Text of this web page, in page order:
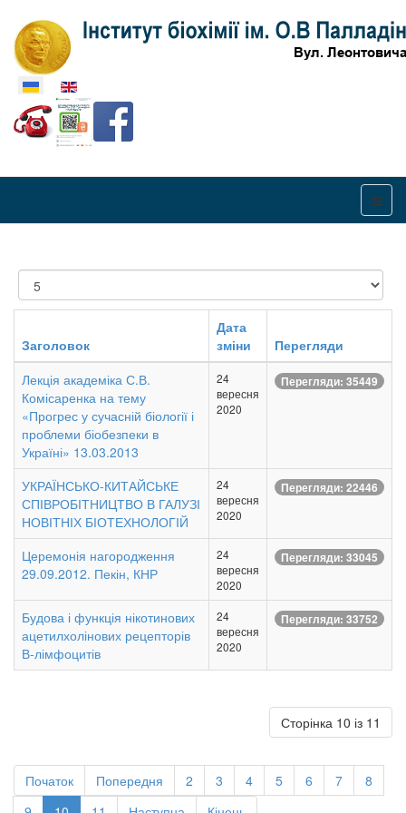
Оберіть свою мову
Показувати
Заголовок
Дата
зміни
Перегляди
Лекція академіка С.В.
Комісаренка на тему
«Прогрес у сучасній біології і
проблеми біобезпеки в
Україні» 13.03.2013
24
вересня
2020
Перегляди: 35449
УКРАЇНСЬКО-КИТАЙСЬКЕ
СПІВРОБІТНИЦТВО В ГАЛУЗІ
НОВІТНІХ БІОТЕХНОЛОГІЙ
24
вересня
2020
Перегляди: 22446
Церемонія нагородження
29.09.2012. Пекін, КНР
24
вересня
2020
Перегляди: 33045
Будова і функція нікотинових
ацетилхолінових рецепторів
В-лімфоцитів
24
вересня
2020
Перегляди: 33752
Сторінка 10 із 11
Початок Попередня 2 3 4 5 6 7
8